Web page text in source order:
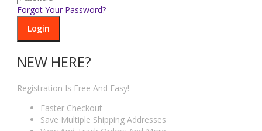
Forgot Your Password?
NEW HERE?
Registration Is Free And Easy!
Faster Checkout
Save Multiple Shipping Addresses